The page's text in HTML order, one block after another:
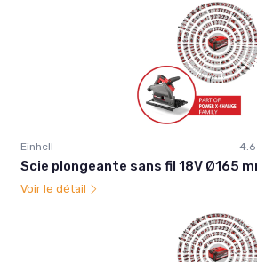
Einhell 4.6
Scie plongeante sans fil 18V Ø165
Voir le détail